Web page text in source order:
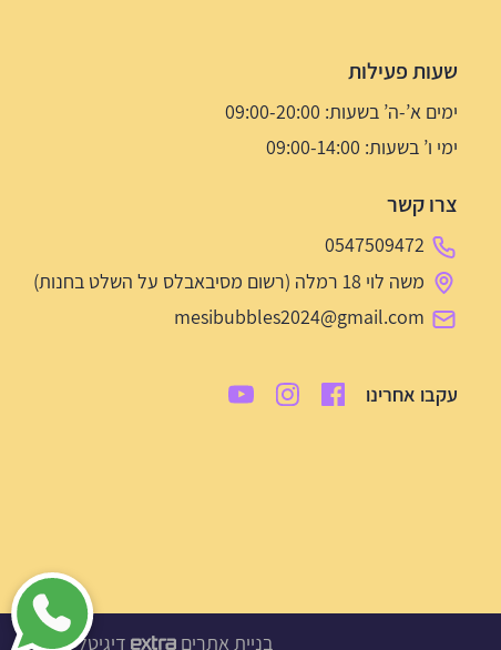
שעות פעילות
ימים א’-ה’ בשעות: 09:00-20:00
ימי ו’ בשעות: 09:00-14:00
צרו קשר
0547509472
משה לוי 18 רמלה (רשום מסיבאבלס על השלט בחנות)
mesibubbles2024@gmail.com
עקבו אחרינו
בניית אתרים דיגיטל